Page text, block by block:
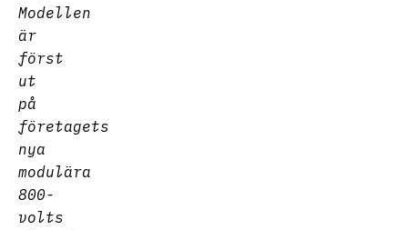
Modellen
är
först
ut
på
företagets
nya
modulära
800-
volts